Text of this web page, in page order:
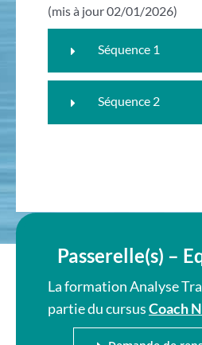
(mis à jour 02/01/2026)
Séquence 1
Séquence 2
Passerelle(s) –
La formation Analyse
partie du cursusCoach